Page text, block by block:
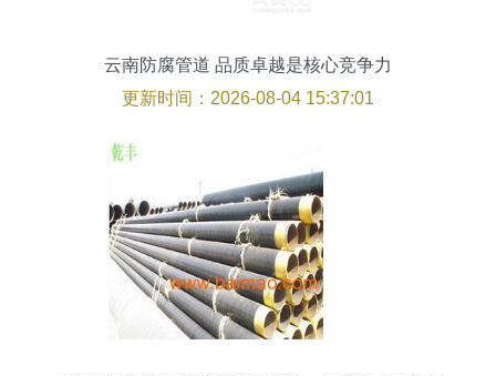
云南防腐管道 品质卓越是核心竞争力
更新时间：2026-08-04 15:37:01